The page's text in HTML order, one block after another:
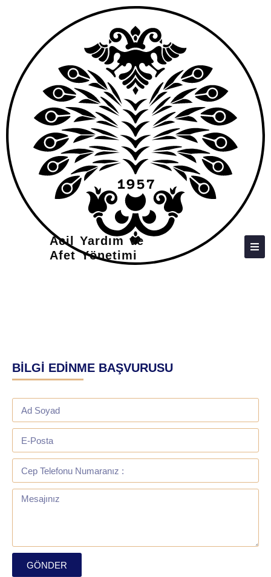
Acil Yardım ve
Afet Yönetimi
HAKKIMIZDA
KIŞILER
LISANS
LISANSÜSTÜ
ARAŞTIRMA
TOPLUMA KATKI
ADAY ÖĞRENCILER
İLETIŞIM
BİLGİ EDİNME BAŞVURUSU
GÖNDER